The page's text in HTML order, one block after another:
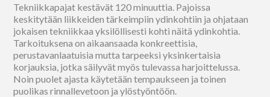
Tekniikkapajat kestävät 120 minuuttia. Pajoissa
keskitytään liikkeiden tärkeimpiin ydinkohtiin ja ohjataan
jokaisen tekniikkaa yksilöllisesti kohti näitä ydinkohtia.
Tarkoituksena on aikaansaada konkreettisia,
perustavanlaatuisia mutta tarpeeksi yksinkertaisia
korjauksia, jotka säilyvät myös tulevassa harjoittelussa.
Noin puolet ajasta käytetään tempaukseen ja toinen
puolikas rinnallevetoon ja ylöstyöntöön.